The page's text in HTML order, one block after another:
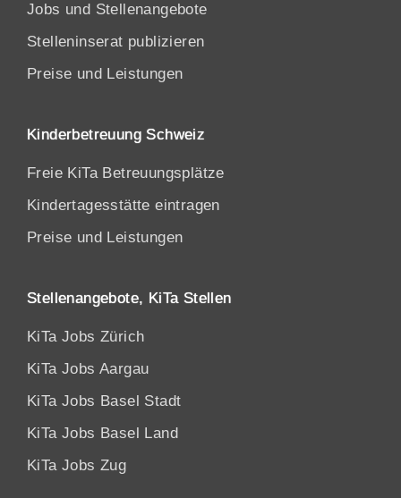
Jobs und Stellenangebote
Stelleninserat publizieren
Preise und Leistungen
Kinderbetreuung Schweiz
Freie KiTa Betreuungsplätze
Kindertagesstätte eintragen
Preise und Leistungen
Stellenangebote, KiTa Stellen
KiTa Jobs Zürich
KiTa Jobs Aargau
KiTa Jobs Basel Stadt
KiTa Jobs Basel Land
KiTa Jobs Zug